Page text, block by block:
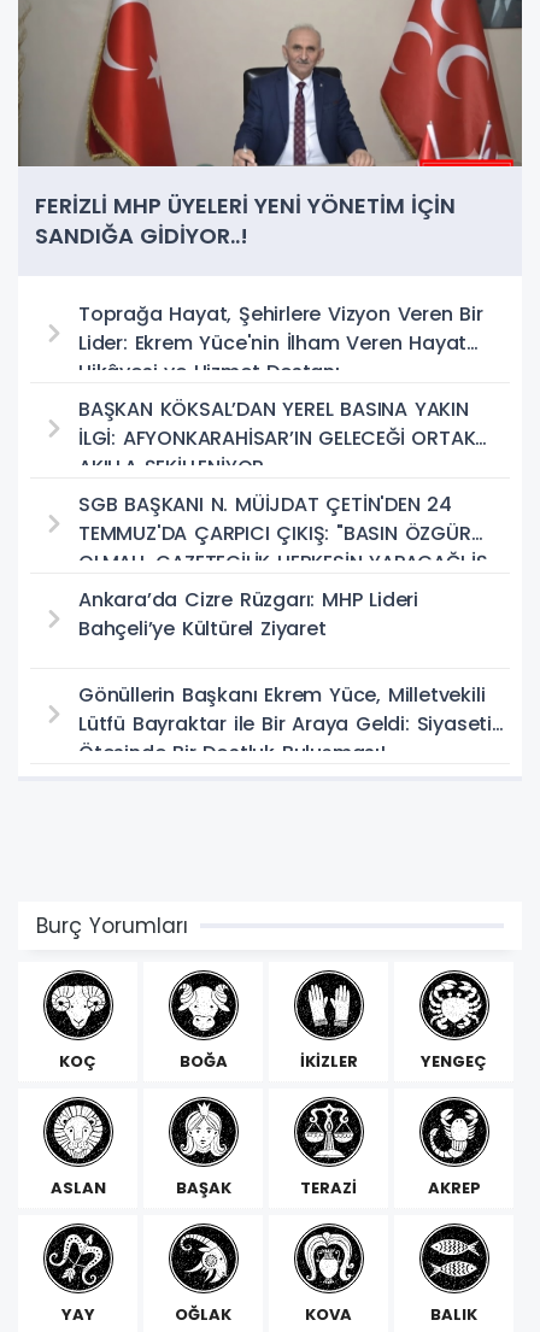
FERİZLİ MHP ÜYELERİ YENİ YÖNETİM İÇİN
SANDIĞA GİDİYOR..!
Toprağa Hayat, Şehirlere Vizyon Veren Bir
Lider: Ekrem Yüce'nin İlham Veren Hayat
Hikâyesi ve Hizmet Destanı
BAŞKAN KÖKSAL’DAN YEREL BASINA YAKIN
İLGİ: AFYONKARAHİSAR’IN GELECEĞİ ORTAK
AKILLA ŞEKİLLENİYOR
SGB BAŞKANI N. MÜİJDAT ÇETİN'DEN 24
TEMMUZ'DA ÇARPICI ÇIKIŞ: "BASIN ÖZGÜR
OLMALI, GAZETECİLİK HERKESİN YAPACAĞI İŞ
DEĞİL!"
Ankara’da Cizre Rüzgarı: MHP Lideri
Bahçeli’ye Kültürel Ziyaret
Gönüllerin Başkanı Ekrem Yüce, Milletvekili
Lütfü Bayraktar ile Bir Araya Geldi: Siyasetin
Ötesinde Bir Dostluk Buluşması!
Burç Yorumları
KOÇ BOĞA İKİZLER YENGEÇ
ASLAN BAŞAK TERAZİ AKREP
YAY OĞLAK KOVA BALIK